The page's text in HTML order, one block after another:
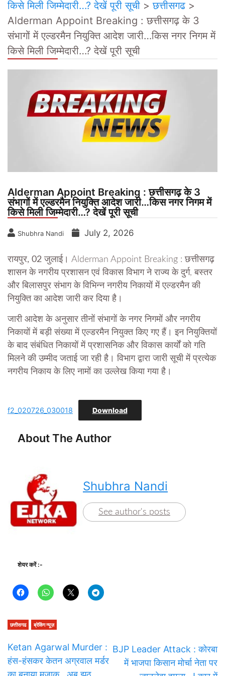
किसे मिली जिम्मेदारी…? देखें पूरी सूची >छत्तीसगढ >
Alderman Appoint Breaking : छत्तीसगढ़ के 3
संभागों में एल्डरमैन नियुक्ति आदेश जारी…किस नगर निगम में
किसे मिली जिम्मेदारी…? देखें पूरी सूची
Alderman Appoint Breaking : छत्तीसगढ़ के 3
संभागों में एल्डरमैन नियुक्ति आदेश जारी…किस नगर निगम में
किसे मिली जिम्मेदारी…? देखें पूरी सूची
Shubhra Nandi July 2, 2026
रायपुर, 02 जुलाई। Alderman Appoint Breaking : छत्तीसगढ़
शासन के नगरीय प्रशासन एवं विकास विभाग ने राज्य के दुर्ग, बस्तर
और बिलासपुर संभाग के विभिन्न नगरीय निकायों में एल्डरमैन की
नियुक्ति का आदेश जारी कर दिया है।
जारी आदेश के अनुसार तीनों संभागों के नगर निगमों और नगरीय
निकायों में बड़ी संख्या में एल्डरमैन नियुक्त किए गए हैं। इन नियुक्तियों
के बाद संबंधित निकायों में प्रशासनिक और विकास कार्यों को गति
मिलने की उम्मीद जताई जा रही है। विभाग द्वारा जारी सूची में प्रत्येक
नगरीय निकाय के लिए नामों का उल्लेख किया गया है।
f2_020726_030018 Download
About The Author
Shubhra Nandi
See author's posts
शेयर करें :-
छत्तीसगढ ब्रेकिंग न्यूज़
Ketan Agarwal Murder :
हंस-हंसकर केतन अग्रवाल मर्डर
BJP Leader Attack : कोरबा
में भाजपा किसान मोर्चा नेता पर